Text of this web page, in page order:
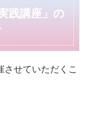
践講座」の
させていただくこ